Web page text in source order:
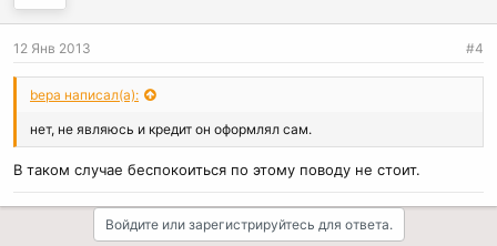
и
и
12 Янв 2013 #4
bepa написал(а):
нет, не являюсь и кредит он оформлял сам.
В таком случае беспокоиться по этому поводу не стоит.
Войдите или зарегистрируйтесь для ответа.